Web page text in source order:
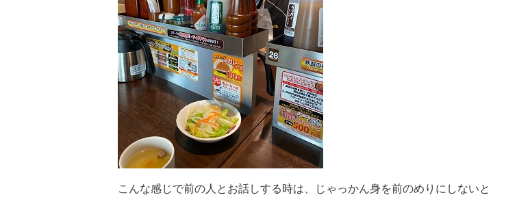
こんな感じで前の人とお話しする時は、じゃっかん身を前のめりにしないと